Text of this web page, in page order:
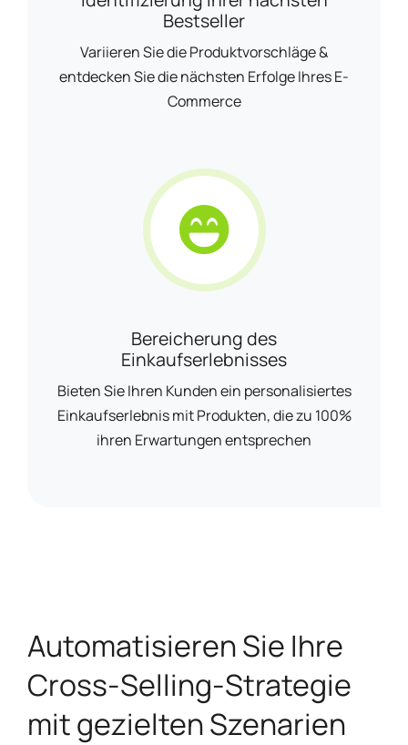
Bestseller
Variieren Sie die Produktvorschläge &
entdecken Sie die nächsten Erfolge Ihres E-
Commerce
Bereicherung des
Einkaufserlebnisses
Bieten Sie Ihren Kunden ein personalisiertes
Einkaufserlebnis mit Produkten, die zu 100%
ihren Erwartungen entsprechen
Automatisieren Sie Ihre
Cross-Selling-Strategie
mit gezielten Szenarien